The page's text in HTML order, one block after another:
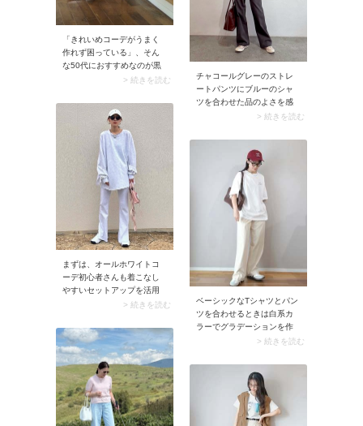
素材のTシャツを着るとき
は、光沢や立体感のある素
材のキャミソールを重ねる
と、コーデに表情が出て洗
練された印象に。オールブ
ラックコーデの足元はあえ
て白のシューズをチョイ
ス。抜け感が出てバランス
「きれいめコーデがうまく
作れず困っている」、そん
な50代におすすめなのが黒
トップス×パンツのセットア
ん、それぞれ単品でも使え
るのが魅力です。足元はボ
リュームスニーカーであえ
てカジュアルに仕上げると
素敵。歩きやすさ重視のお
出かけに取り入れたいコー
> 続きを読む
チャコールグレーのストレ
ートパンツにブルーのシャ
ツを合わせた品のよさを感
じるコーデは出張に最適。
はオールホワイトのローカ
ットスニーカーをチョイ
ス。目立ちすぎることな
く、きれいめパンツにすっ
と馴染みます。
> 続きを読む
まずは、オールホワイトコ
ーデ初心者さんも着こなし
やすいセットアップを活用
したスタイリングをご紹
るセットアップを使えば、
誰でもおしゃれな着こなし
がカンタンに実現します！
このとき、コーデの爽やか
さをアップしてくれるシル
バーアクセサリーや、さり
げなくアクセントになるパ
ステルカラー小物を添える
> 続きを読む
ベーシックなTシャツとパン
ツを合わせるときは白系カ
ラーでグラデーションを作
るのがおすすめ。例えば白T
ベージュのパンツを合わせ
ると、立体感が生まれてこ
なれた印象に。シンプルで
サマになる着こなしに仕上
がりますよ。
> 続きを読む